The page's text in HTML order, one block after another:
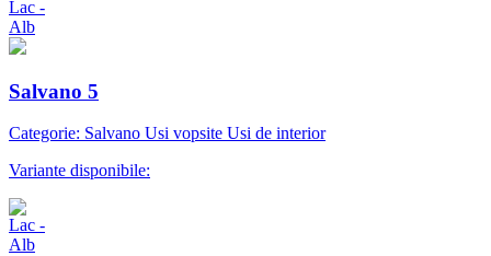
Salvano 5
Categorie: Salvano Usi vopsite Usi de interior
Variante disponibile: